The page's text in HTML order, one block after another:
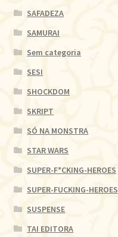
SAFADEZA
SAMURAI
Sem categoria
SESI
SHOCKDOM
SKRIPT
SÓ NA MONSTRA
STAR WARS
SUPER-F*CKING-HEROES
SUPER-FUCKING-HEROES
SUSPENSE
TAI EDITORA